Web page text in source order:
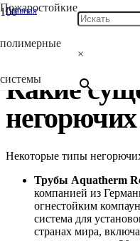
Пожаростойкие
полимерные
системы
×
Главная
/
/
Какие существуют типы
Какие
Некоторые типы
Трубы Aquatherm
компанией из
огнестойким
система для
странах мира,